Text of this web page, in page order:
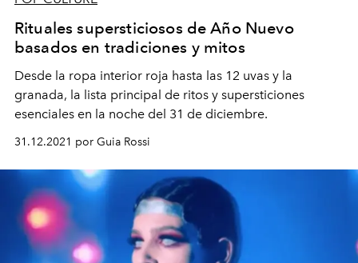
Rituales supersticiosos de Año Nuevo
basados en tradiciones y mitos
Desde la ropa interior roja hasta las 12 uvas y la
granada, la lista principal de ritos y supersticiones
esenciales en la noche del 31 de diciembre.
31.12.2021 por Guia Rossi